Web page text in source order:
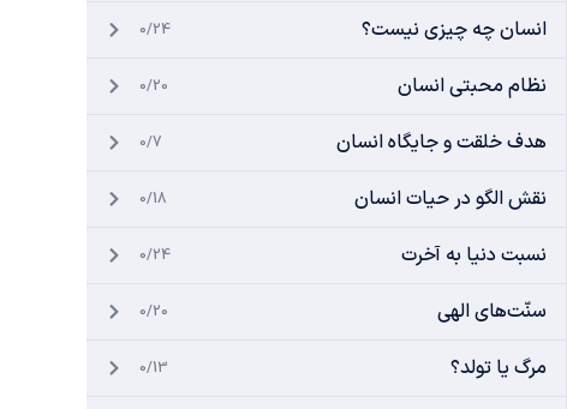
انسان چه چیزی نیست؟ 0/24
نظام محبتی انسان 0/20
هدف خلقت و جایگاه انسان 0/7
نقش الگو در حیات انسان 0/18
نسبت دنیا به آخرت 0/24
سنّت‌های الهی 0/20
مرگ یا تولد؟ 0/13